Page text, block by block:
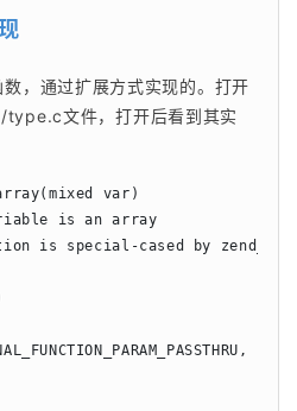
，通过扩展方式实现的。打开
type.c文件，打开后看到其实
var)
is an array
is special-cased by